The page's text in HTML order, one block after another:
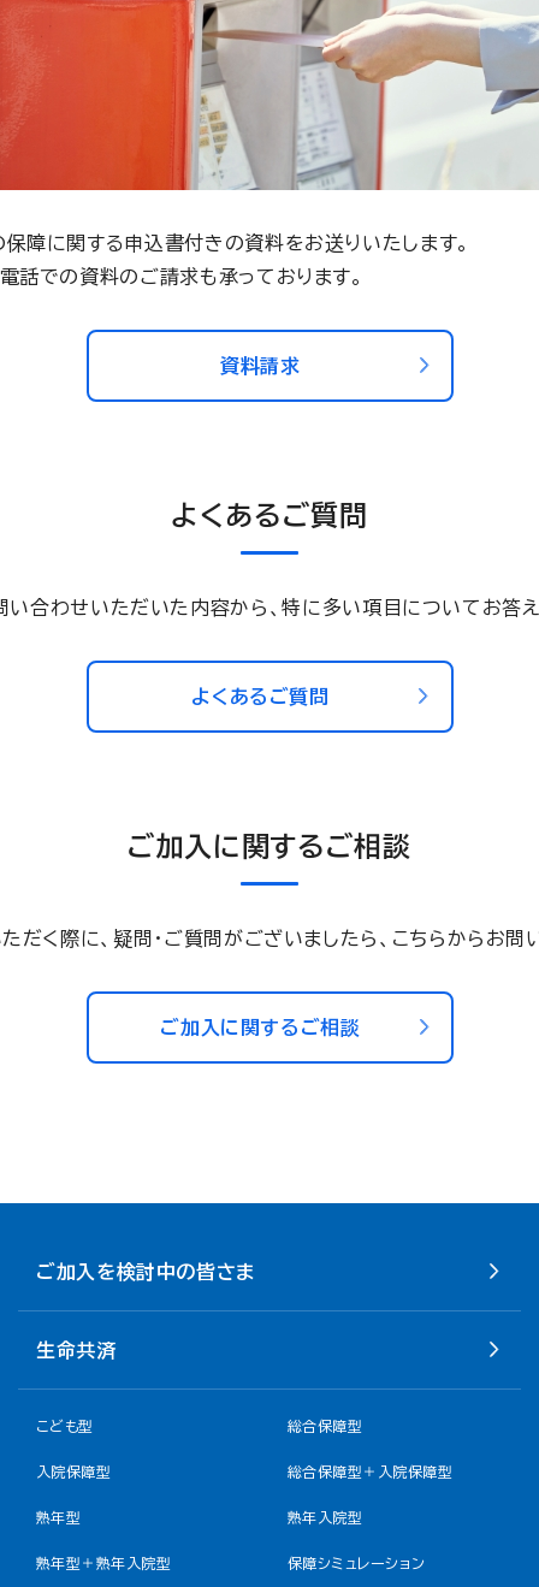
障に関する申込書付きの資料をお送りいたします。
話での資料のご請求も承っております。
資料請求
よくあるご質問
い合わせいただいた内容から、特に多い項目についてお答え
よくあるご質問
ご加入に関するご相談
だく際に、疑問・ご質問がございましたら、こちらからお問
ご加入に関するご相談
ご加入を検討中の皆さま
生命共済
こども型 総合保障型
入院保障型 総合保障型＋入院保障型
熟年型 熟年入院型
熟年型＋熟年入院型 保障シミュレーション